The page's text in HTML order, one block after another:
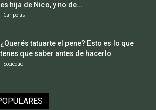
es hija de Nico, y no de...
Caripelas
¿Querés tatuarte el pene? Esto es lo que
tenes que saber antes de hacerlo
Sociedad